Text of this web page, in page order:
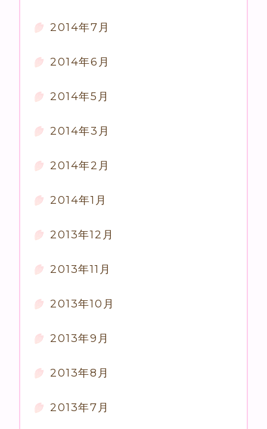
2014年7月
2014年6月
2014年5月
2014年3月
2014年2月
2014年1月
2013年12月
2013年11月
2013年10月
2013年9月
2013年8月
2013年7月